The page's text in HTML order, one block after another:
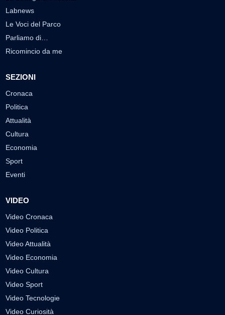
Labnews
Le Voci del Parco
Parliamo di…
Ricomincio da me
SEZIONI
Cronaca
Politica
Attualità
Cultura
Economia
Sport
Eventi
VIDEO
Video Cronaca
Video Politica
Video Attualità
Video Economia
Video Cultura
Video Sport
Video Tecnologie
Video Curiosità